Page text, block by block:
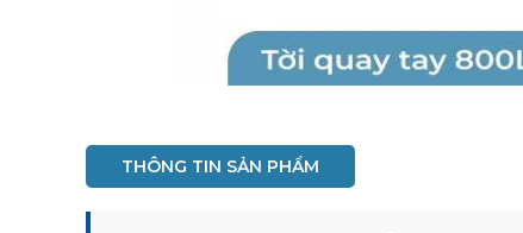
THÔNG TIN SẢN PHẨM